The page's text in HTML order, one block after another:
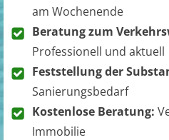
am Wochenende
Beratung zum
Professionell und aktuell
Feststellung der
Sanierungsbedarf
Kostenlose Beratung:
Immobilie